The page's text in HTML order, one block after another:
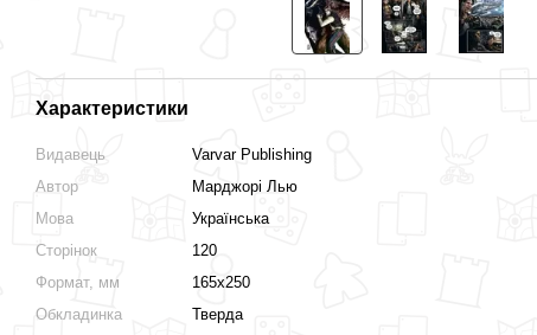
Характеристики
Видавець
Varvar Publishing
Автор
Марджорі Лью
Мова
Українська
Сторінок
120
Формат, мм
165х250
Обкладинка
Тверда